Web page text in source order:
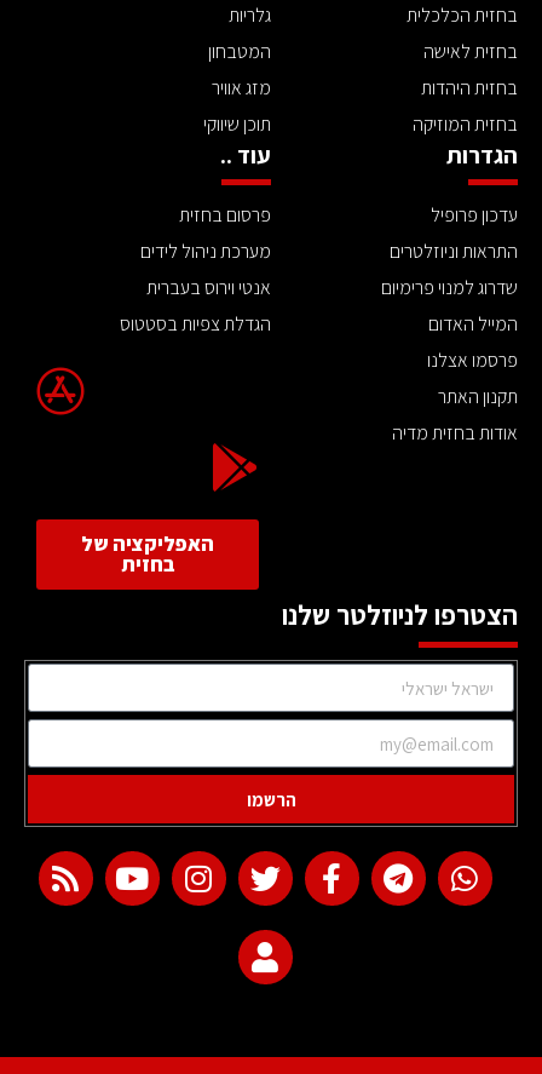
בחזית הכלכלית
בחזית לאישה
בחזית היהדות
בחזית המוזיקה
גלריות
המטבחון
מזג אוויר
תוכן שיווקי
הגדרות
עדכון פרופיל
התראות וניוזלטרים
שדרוג למנוי פרימיום
המייל האדום
פרסמו אצלנו
תקנון האתר
אודות בחזית מדיה
עוד ..
פרסום בחזית
מערכת ניהול לידים
אנטי וירוס בעברית
הגדלת צפיות בסטטוס
האפליקציה של
בחזית
הצטרפו לניוזלטר שלנו
הרשמו